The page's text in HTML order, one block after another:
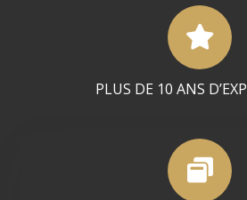
PLUS DE 10 ANS